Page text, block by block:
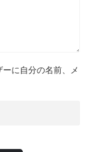
に自分の名前、メ